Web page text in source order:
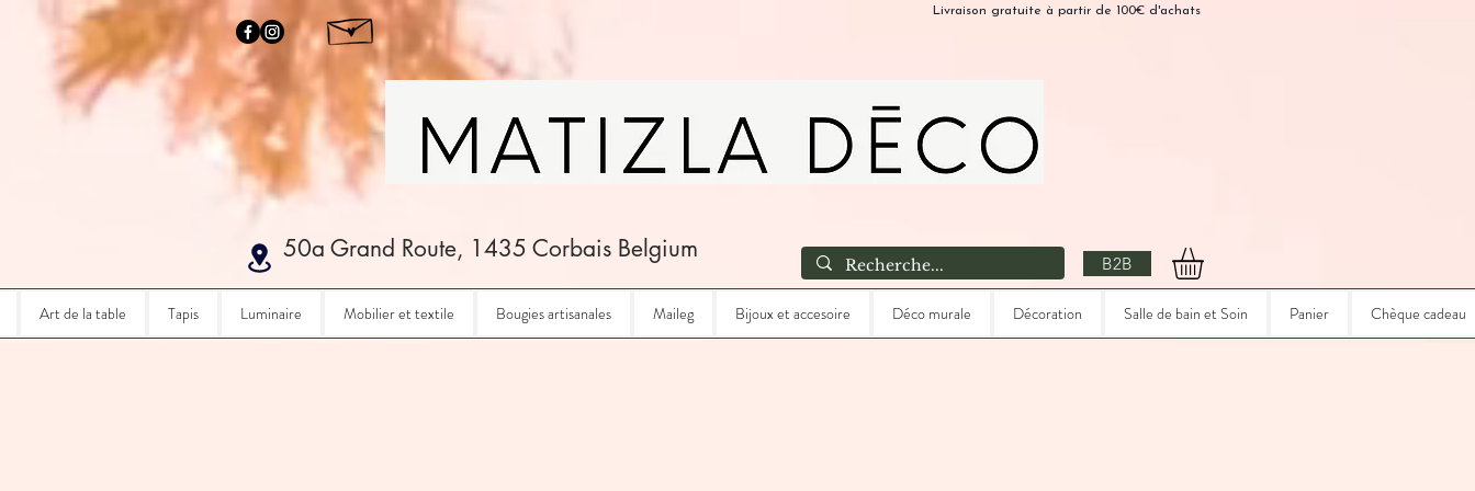
Livraison gratuite à partir de 100€ d'achats
50a Grand Route, 1435 Corbais Belgium
B2B
Art de la table Tapis Luminaire Mobilier et textile Bougies artisanales Maileg Bijoux et accesoire Déco murale Décoration Salle de bain et Soin Panier Chèque cadeau